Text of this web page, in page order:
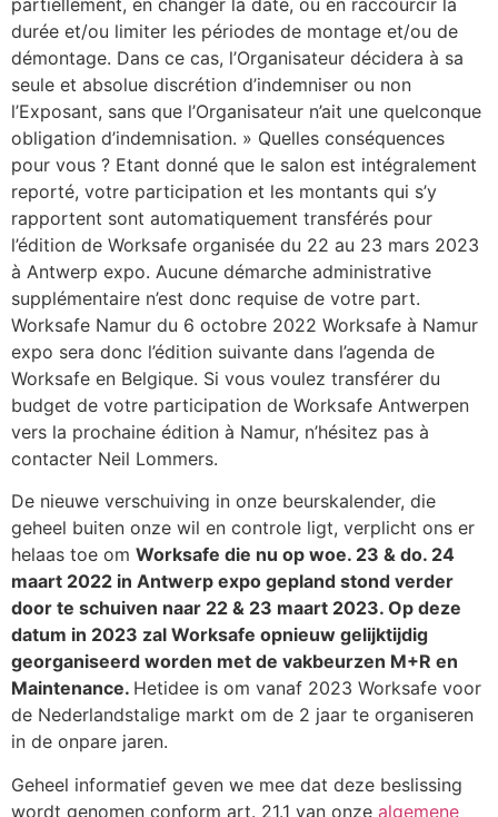
durée et/ou limiter les périodes de montage et/ou de
démontage. Dans ce cas, l’Organisateur décidera à sa
seule et absolue discrétion d’indemniser ou non
l’Exposant, sans que l’Organisateur n’ait une quelconque
obligation d’indemnisation. » Quelles conséquences
pour vous ? Etant donné que le salon est intégralement
reporté, votre participation et les montants qui s’y
rapportent sont automatiquement transférés pour
l’édition de Worksafe organisée du 22 au 23 mars 2023
à Antwerp expo. Aucune démarche administrative
supplémentaire n’est donc requise de votre part.
Worksafe Namur du 6 octobre 2022 Worksafe à Namur
expo sera donc l’édition suivante dans l’agenda de
Worksafe en Belgique. Si vous voulez transférer du
budget de votre participation de Worksafe Antwerpen
vers la prochaine édition à Namur, n’hésitez pas à
contacter Neil Lommers.
De nieuwe verschuiving in onze beurskalender, die
geheel buiten onze wil en controle ligt, verplicht ons er
helaas toe om Worksafe die nu op woe. 23 & do. 24
maart 2022 in Antwerp expo gepland stond verder
door te schuiven naar 22 & 23 maart 2023. Op deze
datum in 2023 zal Worksafe opnieuw gelijktijdig
georganiseerd worden met de vakbeurzen M+R en
Maintenance. Hetidee is om vanaf 2023 Worksafe voor
de Nederlandstalige markt om de 2 jaar te organiseren
in de onpare jaren.
Geheel informatief geven we mee dat deze beslissing
wordt genomen conform art. 21.1 van onze algemene